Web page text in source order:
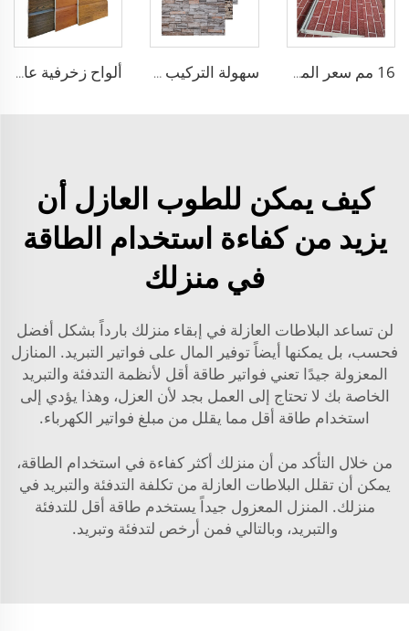
16 مم سعر المصنع لوحة رغوة PU العازلة الرغوية لوحة الجدار لوحة الجدار الخارجي للزينة المنزلية سهولة التركيب ألواح عازلة هيكلية اللوح الزخرفي المعدني للجدران مواد بناء المنزل ألواح زخرفية عالية الجودة للجدران الخارجية لوحة معدنية نافرة مركبة
كيف يمكن للطوب العازل أن
يزيد من كفاءة استخدام الطاقة
في منزلك
لن تساعد البلاطات العازلة في إبقاء منزلك بارداً بشكل أفضل
فحسب، بل يمكنها أيضاً توفير المال على فواتير التبريد. المنازل
المعزولة جيدًا تعني فواتير طاقة أقل لأنظمة التدفئة والتبريد
الخاصة بك لا تحتاج إلى العمل بجد لأن العزل، وهذا يؤدي إلى
استخدام طاقة أقل مما يقلل من مبلغ فواتير الكهرباء.
من خلال التأكد من أن منزلك أكثر كفاءة في استخدام الطاقة،
يمكن أن تقلل البلاطات العازلة من تكلفة التدفئة والتبريد في
منزلك. المنزل المعزول جيداً يستخدم طاقة أقل للتدفئة
والتبريد، وبالتالي فمن أرخص لتدفئة وتبريد.